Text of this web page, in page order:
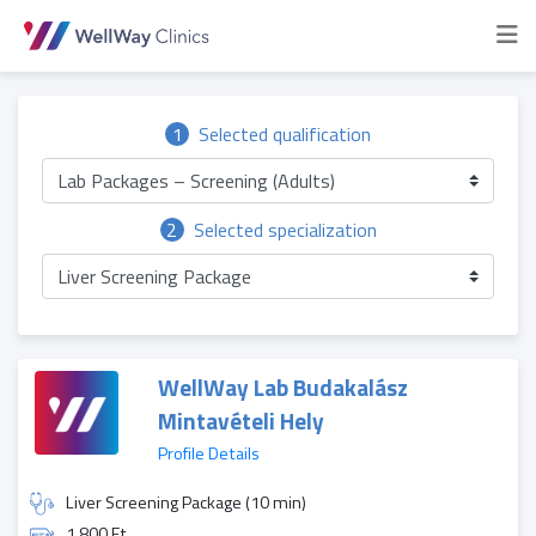
1 Selected qualification
Lab Packages – Screening (Adults)
2
Selected specialization
Liver Screening Package
WellWay Lab Budakalász
Mintavételi Hely
Profile Details
Liver Screening Package (10 min)